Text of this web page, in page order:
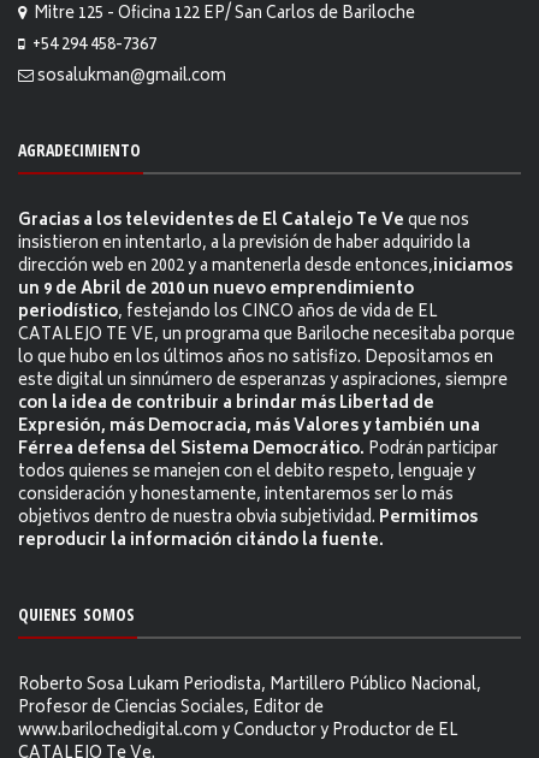
Mitre 125 - Oficina 122 EP/ San Carlos de Bariloche
+54 294 458-7367
sosalukman@gmail.com
AGRADECIMIENTO
Gracias a los televidentes de El Catalejo Te Veque nos
insistieron en intentarlo, a la previsión de haber adquirido la
dirección web en 2002 y a mantenerla desde entonces,iniciamos
un 9 de Abril de 2010 un nuevo emprendimiento
periodístico, festejando los CINCO años de vida de EL
CATALEJO TE VE, un programa que Bariloche necesitaba porque
lo que hubo en los últimos años no satisfizo. Depositamos en
este digital un sinnúmero de esperanzas y aspiraciones, siempre
con la idea de contribuir a brindar más Libertad de
Expresión, más Democracia, más Valores y también una
Férrea defensa del Sistema Democrático. Podrán participar
todos quienes se manejen con el debito respeto, lenguaje y
consideración y honestamente, intentaremos ser lo más
objetivos dentro de nuestra obvia subjetividad. Permitimos
reproducir la información citándo la fuente.
QUIENES SOMOS
Roberto Sosa Lukam Periodista, Martillero Público Nacional,
Profesor de Ciencias Sociales, Editor de
www.barilochedigital.com y Conductor y Productor de EL